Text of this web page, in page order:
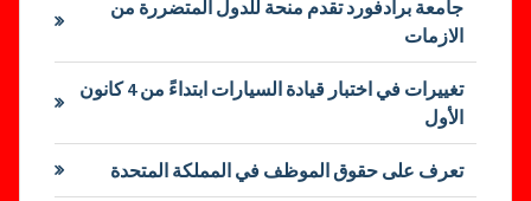
جامعة برادفورد تقدم منحة للدول المتضررة من
الازمات
تغييرات في اختبار قيادة السيارات ابتداءً من 4 كانون
الأول
تعرف على حقوق الموظف في المملكة المتحدة